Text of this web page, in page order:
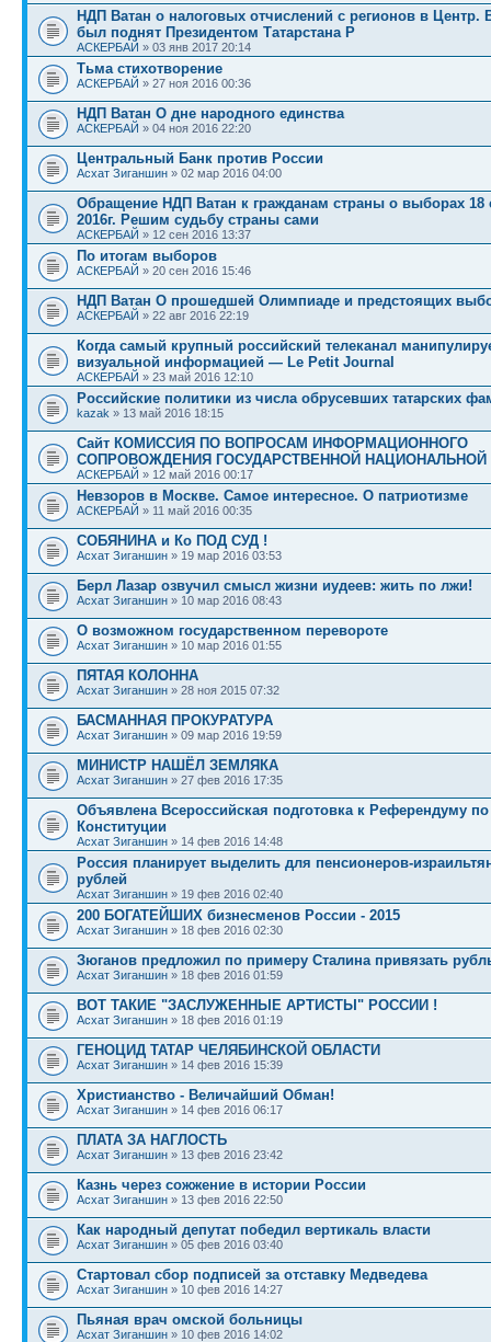
НДП Ватан о налоговых отчислений с регионов в Центр.
был поднят Президентом Татарстана Р
АСКЕРБАЙ » 03 янв 2017 20:14
Тьма стихотворение
АСКЕРБАЙ » 27 ноя 2016 00:36
НДП Ватан О дне народного единства
АСКЕРБАЙ » 04 ноя 2016 22:20
Центральный Банк против России
Асхат Зиганшин » 02 мар 2016 04:00
Обращение НДП Ватан к гражданам страны о выборах 18
2016г. Решим судьбу страны сами
АСКЕРБАЙ » 12 сен 2016 13:37
По итогам выборов
АСКЕРБАЙ » 20 сен 2016 15:46
НДП Ватан О прошедшей Олимпиаде и предстоящих
АСКЕРБАЙ » 22 авг 2016 22:19
Когда самый крупный российский телеканал
визуальной информацией — Le Petit Journal
АСКЕРБАЙ » 23 май 2016 12:10
Российские политики из числа обрусевших татарских
kazak » 13 май 2016 18:15
Сайт КОМИССИЯ ПО ВОПРОСАМ ИНФОРМАЦИОННОГО
СОПРОВОЖДЕНИЯ ГОСУДАРСТВЕННОЙ НАЦИОНАЛЬНОЙ
АСКЕРБАЙ » 12 май 2016 00:17
Невзоров в Москве. Самое интересное. О патриотизме
АСКЕРБАЙ » 11 май 2016 00:35
СОБЯНИНА и Ко ПОД СУД !
Асхат Зиганшин » 19 мар 2016 03:53
Берл Лазар озвучил смысл жизни иудеев: жить по лжи!
Асхат Зиганшин » 10 мар 2016 08:43
О возможном государственном перевороте
Асхат Зиганшин » 10 мар 2016 01:55
ПЯТАЯ КОЛОННА
Асхат Зиганшин » 28 ноя 2015 07:32
БАСМАННАЯ ПРОКУРАТУРА
Асхат Зиганшин » 09 мар 2016 19:59
МИНИСТР НАШЁЛ ЗЕМЛЯКА
Асхат Зиганшин » 27 фев 2016 17:35
Объявлена Всероссийская подготовка к Референдуму
Конституции
Асхат Зиганшин » 14 фев 2016 14:48
Россия планирует выделить для пенсионеров-
рублей
Асхат Зиганшин » 19 фев 2016 02:40
200 БОГАТЕЙШИХ бизнесменов России - 2015
Асхат Зиганшин » 18 фев 2016 02:30
Зюганов предложил по примеру Сталина привязать
Асхат Зиганшин » 18 фев 2016 01:59
ВОТ ТАКИЕ "ЗАСЛУЖЕННЫЕ АРТИСТЫ" РОССИИ !
Асхат Зиганшин » 18 фев 2016 01:19
ГЕНОЦИД ТАТАР ЧЕЛЯБИНСКОЙ ОБЛАСТИ
Асхат Зиганшин » 14 фев 2016 15:39
Христианство - Величайший Обман!
Асхат Зиганшин » 14 фев 2016 06:17
ПЛАТА ЗА НАГЛОСТЬ
Асхат Зиганшин » 13 фев 2016 23:42
Казнь через сожжение в истории России
Асхат Зиганшин » 13 фев 2016 22:50
Как народный депутат победил вертикаль власти
Асхат Зиганшин » 05 фев 2016 03:40
Стартовал сбор подписей за отставку Медведева
Асхат Зиганшин » 10 фев 2016 14:27
Пьяная врач омской больницы
Асхат Зиганшин » 10 фев 2016 14:02